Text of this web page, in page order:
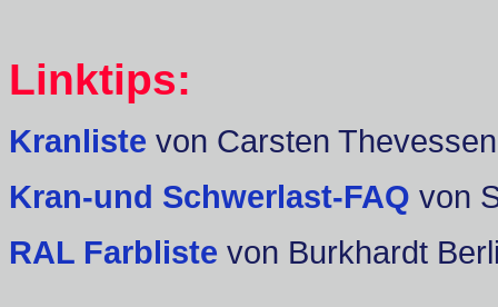
Linktips:
Kranliste von Carsten Thevessen
Kran-und Schwerlast-FAQ von
RAL Farbliste von Burkhardt